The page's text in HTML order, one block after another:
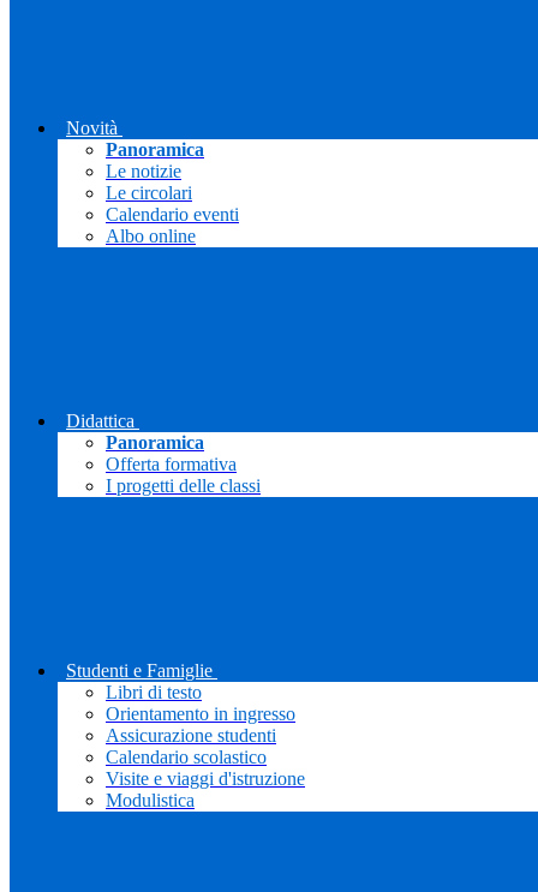
Novità
Panoramica
Le notizie
Le circolari
Calendario eventi
Albo online
Didattica
Panoramica
Offerta formativa
I progetti delle classi
Studenti e Famiglie
Libri di testo
Orientamento in ingresso
Assicurazione studenti
Calendario scolastico
Visite e viaggi d'istruzione
Modulistica